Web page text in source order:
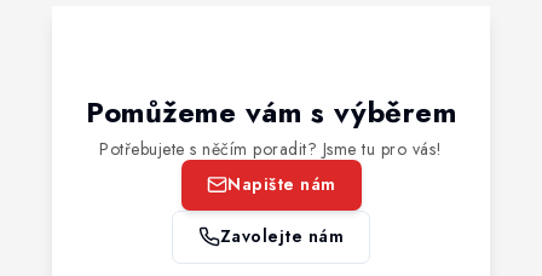
Pomůžeme vám s výběrem
Potřebujete s něčím poradit? Jsme tu pro vás!
Napište nám
Zavolejte nám